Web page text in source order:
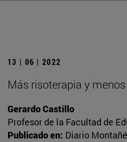
13 | 06 | 2022
Más risoterapia y
Gerardo Castillo
Profesor de la Facultad de
Publicado en: Diario